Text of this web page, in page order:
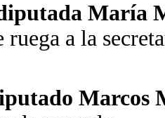
María
ruega a la
Marcos